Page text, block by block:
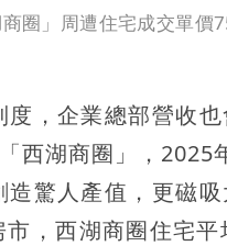
圈」周遭住宅成交單價
，企業總部營收
西湖商圈」，2025
驚人產值，更磁
，西湖商圈住宅